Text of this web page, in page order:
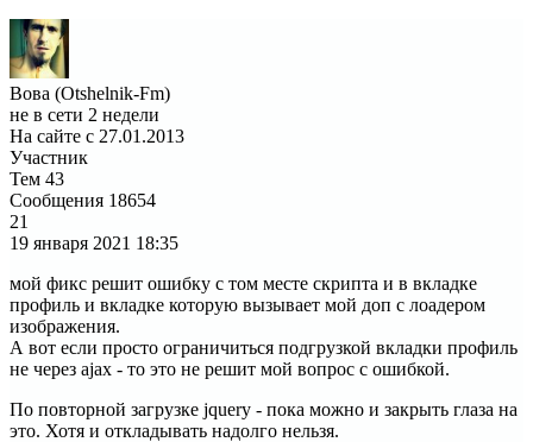
Вова (Otshelnik-Fm)
не в сети 2 недели
На сайте с 27.01.2013
Участник
Тем 43
Сообщения 18654
21
19 января 2021 18:35
мой фикс решит ошибку с том месте скрипта и в вкладке
профиль и вкладке которую вызывает мой доп с лоадером
изображения.
А вот если просто ограничиться подгрузкой вкладки профиль
не через ajax - то это не решит мой вопрос с ошибкой.
По повторной загрузке jquery - пока можно и закрыть глаза на
это. Хотя и откладывать надолго нельзя.